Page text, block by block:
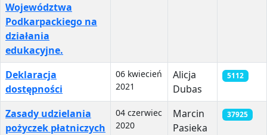
Województwa
Podkarpackiego na
działania
edukacyjne.
Deklaracja
dostępności
06 kwiecień
2021
Alicja
Dubas
5112
Zasady udzielania
pożyczek płatniczych
04 czerwiec
2020
Marcin
Pasieka
37925